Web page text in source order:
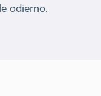
odierno.